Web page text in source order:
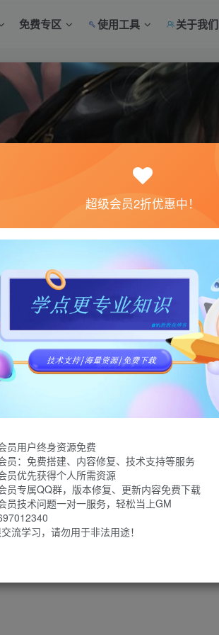
免费专区 使用工具 关于我们
自己
超级会员2折优惠中！
员用户终身资源免费
员：免费搭建、内容修复、技术支持等服务
员优先获得个人所需资源
员专属QQ群，版本修复、更新内容免费下载
员技术问题一对一服务，轻松当上GM
流学习，请勿用于非法用途！